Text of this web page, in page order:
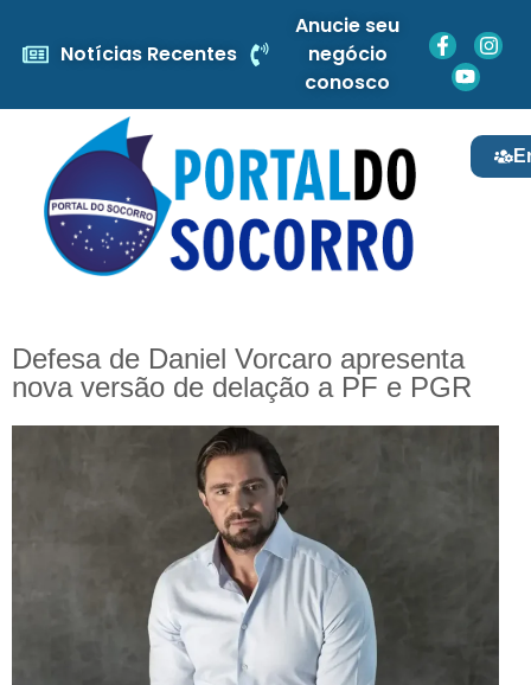
Notícias Recentes
Anucie seu
negócio
conosco
Defesa de Daniel Vorcaro apresenta
nova versão de delação a PF e PGR